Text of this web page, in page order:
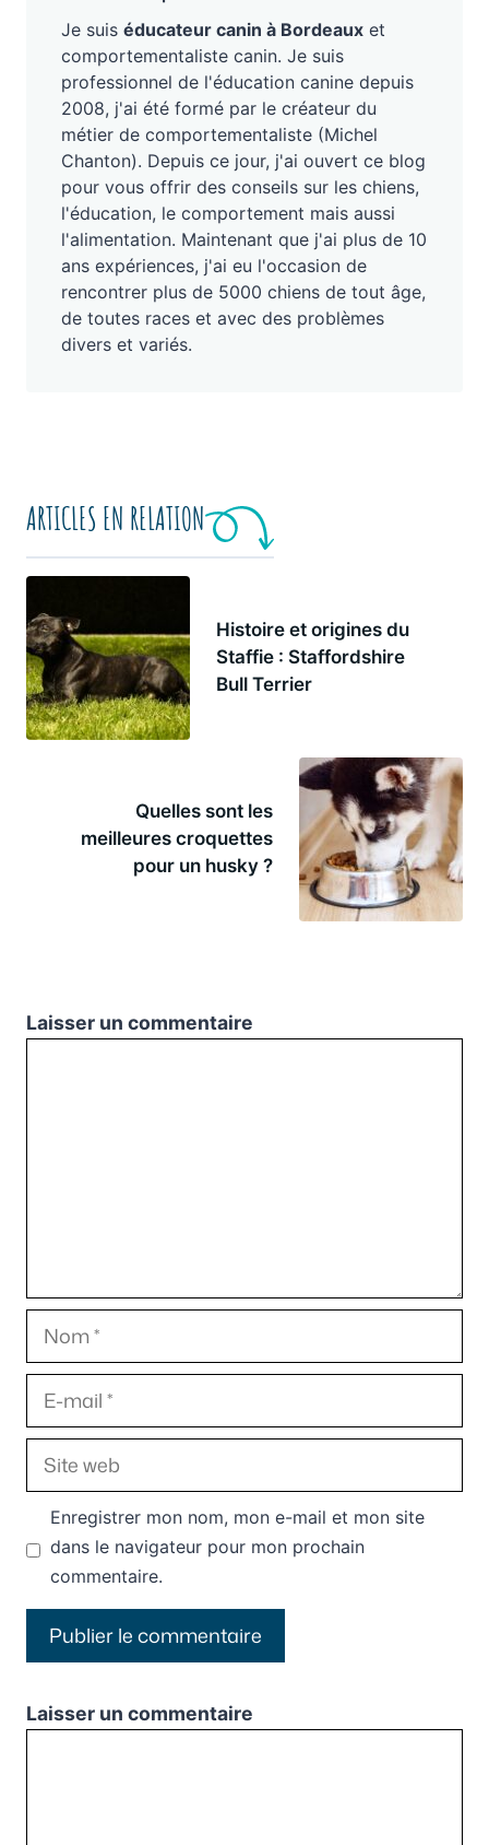
Je suis éducateur canin à Bordeaux et
comportementaliste canin. Je suis
professionnel de l'éducation canine depuis
2008, j'ai été formé par le créateur du
métier de comportementaliste (Michel
Chanton). Depuis ce jour, j'ai ouvert ce blog
pour vous offrir des conseils sur les chiens,
l'éducation, le comportement mais aussi
l'alimentation. Maintenant que j'ai plus de 10
ans expériences, j'ai eu l'occasion de
rencontrer plus de 5000 chiens de tout âge,
de toutes races et avec des problèmes
divers et variés.
ARTICLES EN RELATION
Histoire et origines du
Staffie : Staffordshire
Bull Terrier
Quelles sont les
meilleures croquettes
pour un husky ?
Laisser un commentaire
Nom
E-
mail
Site
web
Enregistrer mon nom, mon e-mail et mon site
dans le navigateur pour mon prochain
commentaire.
Laisser un commentaire